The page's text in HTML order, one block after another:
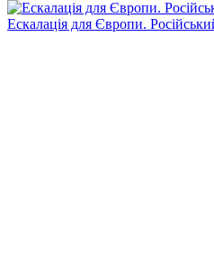
Ескалація для Європи.